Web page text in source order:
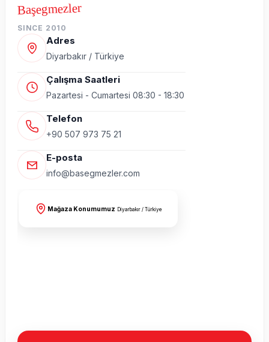
Başegmezler
SINCE 2010
Adres
Diyarbakır / Türkiye
Çalışma Saatleri
Pazartesi - Cumartesi 08:30 - 18:30
Telefon
+90 507 973 75 21
E-posta
info@basegmezler.com
Mağaza Konumumuz Diyarbakır / Türkiye